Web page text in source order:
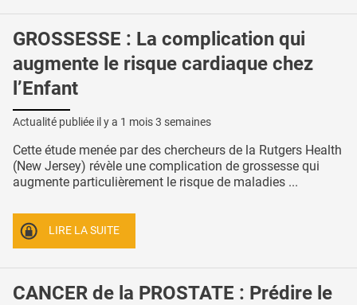
GROSSESSE : La complication qui
augmente le risque cardiaque chez
l’Enfant
Actualité publiée il y a 1 mois 3 semaines
Cette étude menée par des chercheurs de la Rutgers Health
(New Jersey) révèle une complication de grossesse qui
augmente particulièrement le risque de maladies ...
LIRE LA SUITE
CANCER de la PROSTATE : Prédire le